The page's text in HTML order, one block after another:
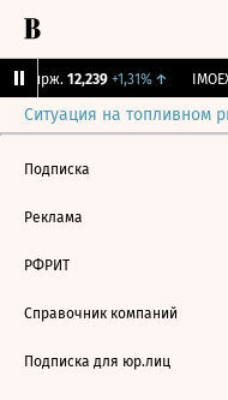
Бирж. 12,239 +1,31%↑ IMOEX
Ситуация на топливном
Подписка
Реклама
РФРИТ
Справочник компаний
Подписка для юр.лиц